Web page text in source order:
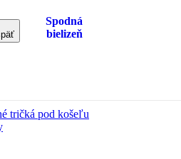
Spodná
bielizeň
tričká pod košeľu